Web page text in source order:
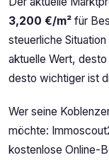
3,200 €/m² für
steuerliche
aktuelle Wert,
desto wichtiger ist
Wer seine
möchte:
kostenlose Online-